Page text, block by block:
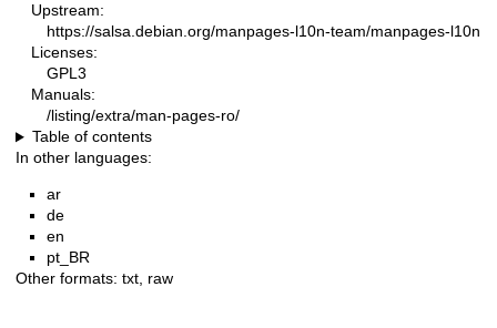
Upstream:
https://salsa.debian.org/manpages-l10n-team/manpages-l10n
Licenses:
GPL3
Manuals:
/listing/extra/man-pages-ro/
Table of contents
In other languages:
ar
de
en
pt_BR
Other formats: txt, raw